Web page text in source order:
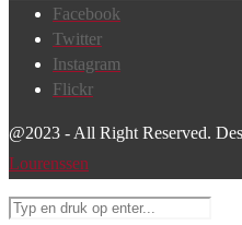
Facebook
Twitter
Instagram
Flickr
@2023 - All Right Reserved.
Lourenssen